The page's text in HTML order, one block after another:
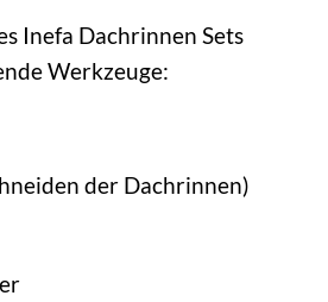
Inefa Dachrinnen Sets
Werkzeuge:
der Dachrinnen)